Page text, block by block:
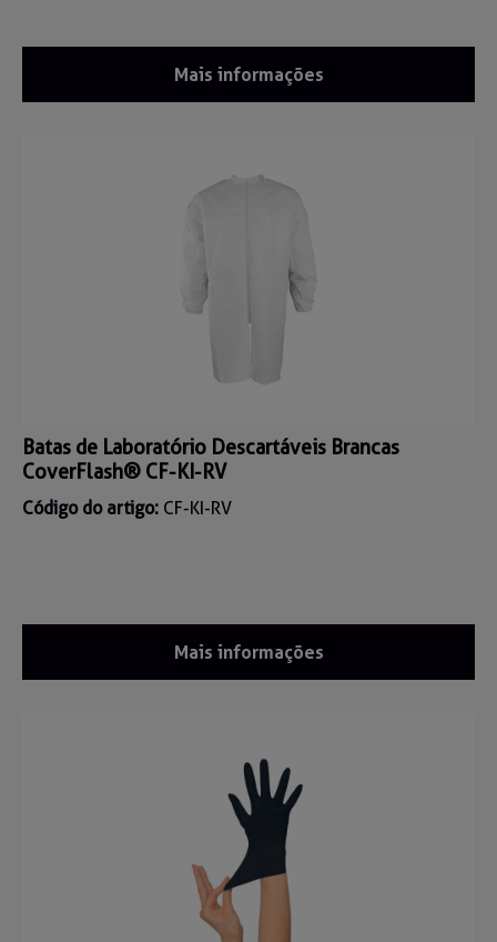
Mais informações
Batas de Laboratório Descartáveis Brancas
CoverFlash® CF-KI-RV
Código do artigo: CF-KI-RV
Mais informações